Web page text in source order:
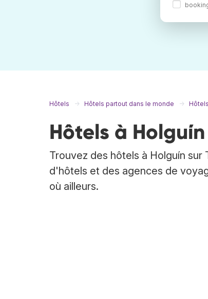
Hôtels Hôtels partout dans le monde
Hôtels à Holguín
Trouvez des hôtels à Holguín
d'hôtels et des agences de
où ailleurs.